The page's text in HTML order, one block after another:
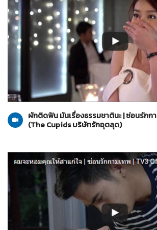
01-06-2560
The Cupids บริษัทรั
ผักติดฟัน มันเรื่องธรรมชาตินะ | ซ่อนรักก
(The Cupids บริษัทรักอุตลุด)